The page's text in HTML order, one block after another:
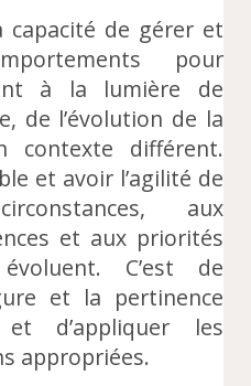
capacité de gérer et
pour
à la lumière de
de l’évolution de la
contexte différent.
et avoir l’agilité de
aux
et aux priorités
C’est de
et la pertinence
d’appliquer les
appropriées.